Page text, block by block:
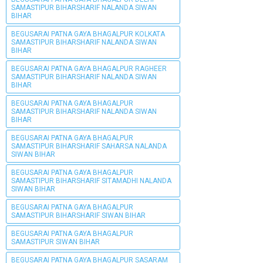
SAMASTIPUR BIHARSHARIF NALANDA SIWAN
BIHAR
BEGUSARAI PATNA GAYA BHAGALPUR KOLKATA
SAMASTIPUR BIHARSHARIF NALANDA SIWAN
BIHAR
BEGUSARAI PATNA GAYA BHAGALPUR RAGHEER
SAMASTIPUR BIHARSHARIF NALANDA SIWAN
BIHAR
BEGUSARAI PATNA GAYA BHAGALPUR
SAMASTIPUR BIHARSHARIF NALANDA SIWAN
BIHAR
BEGUSARAI PATNA GAYA BHAGALPUR
SAMASTIPUR BIHARSHARIF SAHARSA NALANDA
SIWAN BIHAR
BEGUSARAI PATNA GAYA BHAGALPUR
SAMASTIPUR BIHARSHARIF SITAMADHI NALANDA
SIWAN BIHAR
BEGUSARAI PATNA GAYA BHAGALPUR
SAMASTIPUR BIHARSHARIF SIWAN BIHAR
BEGUSARAI PATNA GAYA BHAGALPUR
SAMASTIPUR SIWAN BIHAR
BEGUSARAI PATNA GAYA BHAGALPUR SASARAM